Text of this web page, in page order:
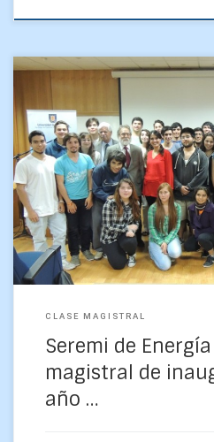
“Política energética 2050” se
dictó el lunes 14 de marzo la
del Biobío, Carola […]
CLASE MAGISTRAL
Seremi de
magistral de
año …